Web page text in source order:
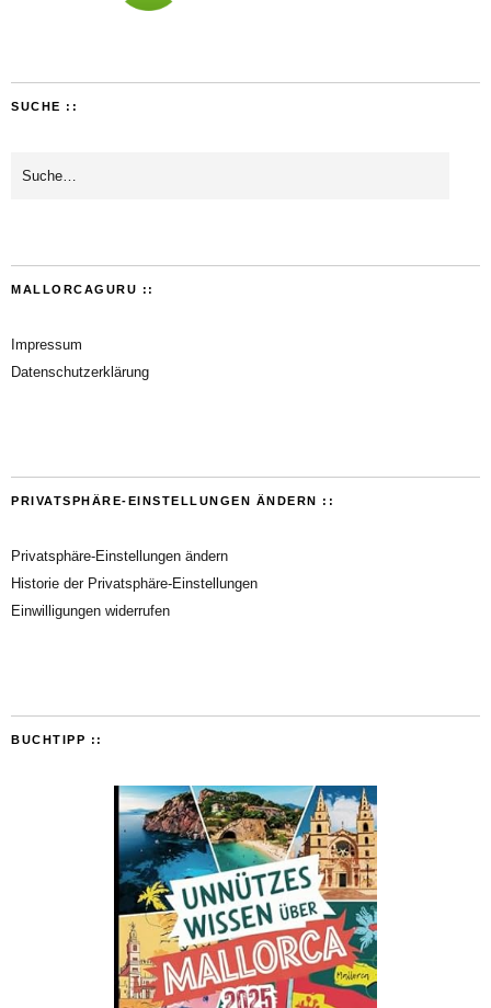
SUCHE ::
MALLORCAGURU ::
Impressum
Datenschutzerklärung
PRIVATSPHÄRE-EINSTELLUNGEN ÄNDERN ::
Privatsphäre-Einstellungen ändern
Historie der Privatsphäre-Einstellungen
Einwilligungen widerrufen
BUCHTIPP ::